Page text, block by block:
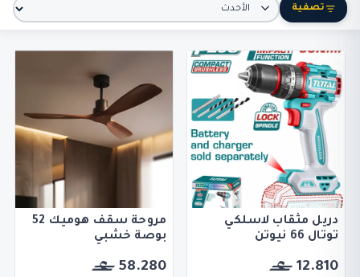
تصفية
دريل مثقاب لاسلكي
توتال 66 نيوتن
12.810
مروحة سقف هوميك 52
بوصة خشبي
58.280